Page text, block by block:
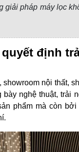
giải pháp máy lọc
định
nội thất,
nghệ thuật, trải
phẩm mà còn